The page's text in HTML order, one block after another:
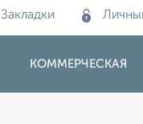
Закладки
КОММЕРЧЕСКАЯ